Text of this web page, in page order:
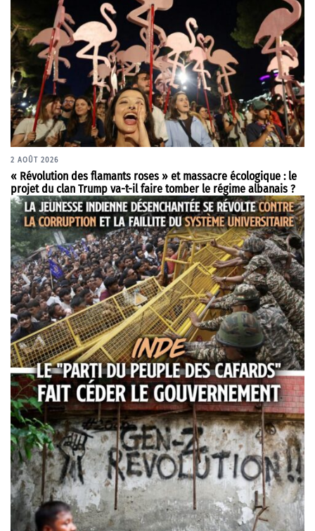
2 AOÛT 2026
« Révolution des flamants roses » et massacre écologique : le
projet du clan Trump va-t-il faire tomber le régime albanais ?